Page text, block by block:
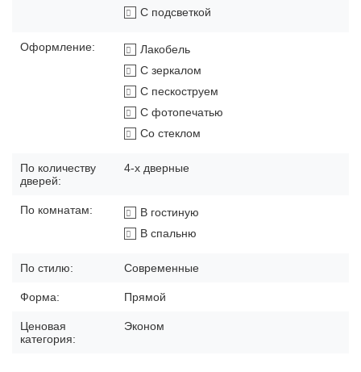
С подсветкой
Оформление:
Лакобель
С зеркалом
С пескоструем
С фотопечатью
Со стеклом
По количеству
дверей:
4-х дверные
По комнатам:
В гостиную
В спальню
По стилю: Современные
Форма: Прямой
Ценовая
категория:
Эконом